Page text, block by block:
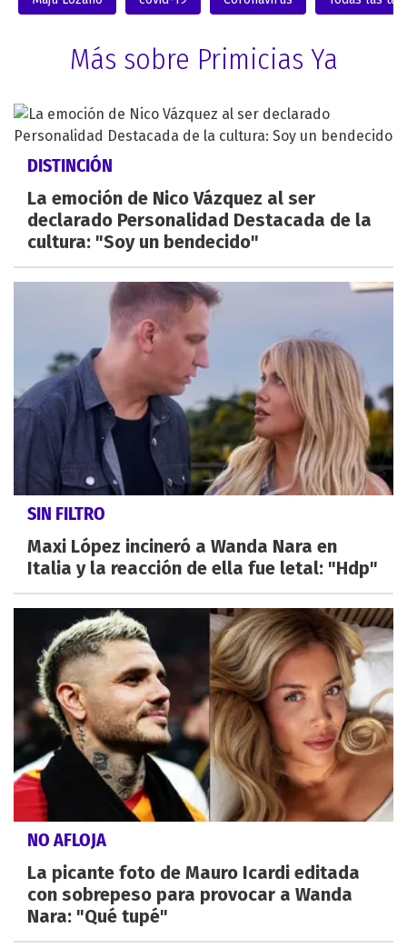
Más sobre Primicias Ya
DISTINCIÓN
La emoción de Nico Vázquez al ser
declarado Personalidad Destacada de la
cultura: "Soy un bendecido"
SIN FILTRO
Maxi López incineró a Wanda Nara en
Italia y la reacción de ella fue letal: "Hdp"
NO AFLOJA
La picante foto de Mauro Icardi editada
con sobrepeso para provocar a Wanda
Nara: "Qué tupé"